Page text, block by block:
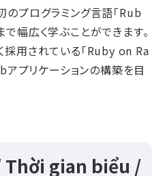
プログラミング⾔語「Rub
幅広く学ぶことができます。
採⽤されている「Ruby on Ra
アプリケーションの構築を⽬
gian biểu /